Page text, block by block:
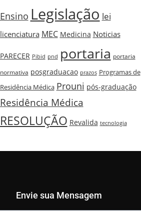
Ensino Legislação lei
licenciatura MEC Medicina Noticias
PARECER Pibid pnd portaria portaria
normativa posgraduacao prazos Programas de
Residência Médica Prouni pós-graduação
Residência Médica
RESOLUÇÃO Revalida tecnologia
Envie sua Mensagem